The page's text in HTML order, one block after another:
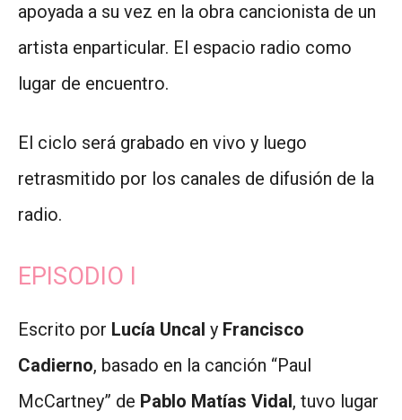
apoyada a su vez en la obra cancionista de un
artista enparticular. El espacio radio como
lugar de encuentro.
El ciclo será grabado en vivo y luego
retrasmitido por los canales de difusión de la
radio.
EPISODIO I
Escrito por Lucía Uncal y Francisco
Cadierno, basado en la canción “Paul
McCartney” de Pablo Matías Vidal, tuvo lugar